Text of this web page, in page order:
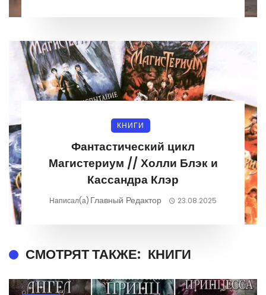
КНИГИ
Фантастический цикл
Магистериум // Холли Блэк и
Кассандра Клэр
Написал(а) Главный Редактор 23.08.2025
СМОТРЯТ ТАКЖЕ: КНИГИ